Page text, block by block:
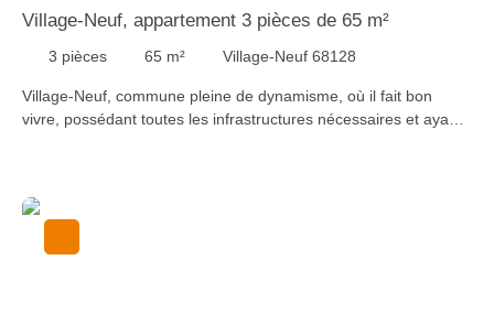
Village-Neuf, appartement 3 pièces de 65 m²
3 pièces 65 m² Village-Neuf 68128
Village-Neuf, commune pleine de dynamisme, où il fait bon
vivre, possédant toutes les infrastructures nécessaires et ayant
entièrement équipées, 2 toilettes séparées. Chaque espace
de bain privative. Bien en copropriété : 8 lots. Charges